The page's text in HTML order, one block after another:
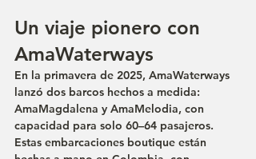
Un viaje pionero con
AmaWaterways
En la primavera de 2025, AmaWaterways
lanzó dos barcos hechos a medida:
AmaMagdalena y AmaMelodia, con
capacidad para solo 60–64 pasajeros.
Estas embarcaciones boutique están